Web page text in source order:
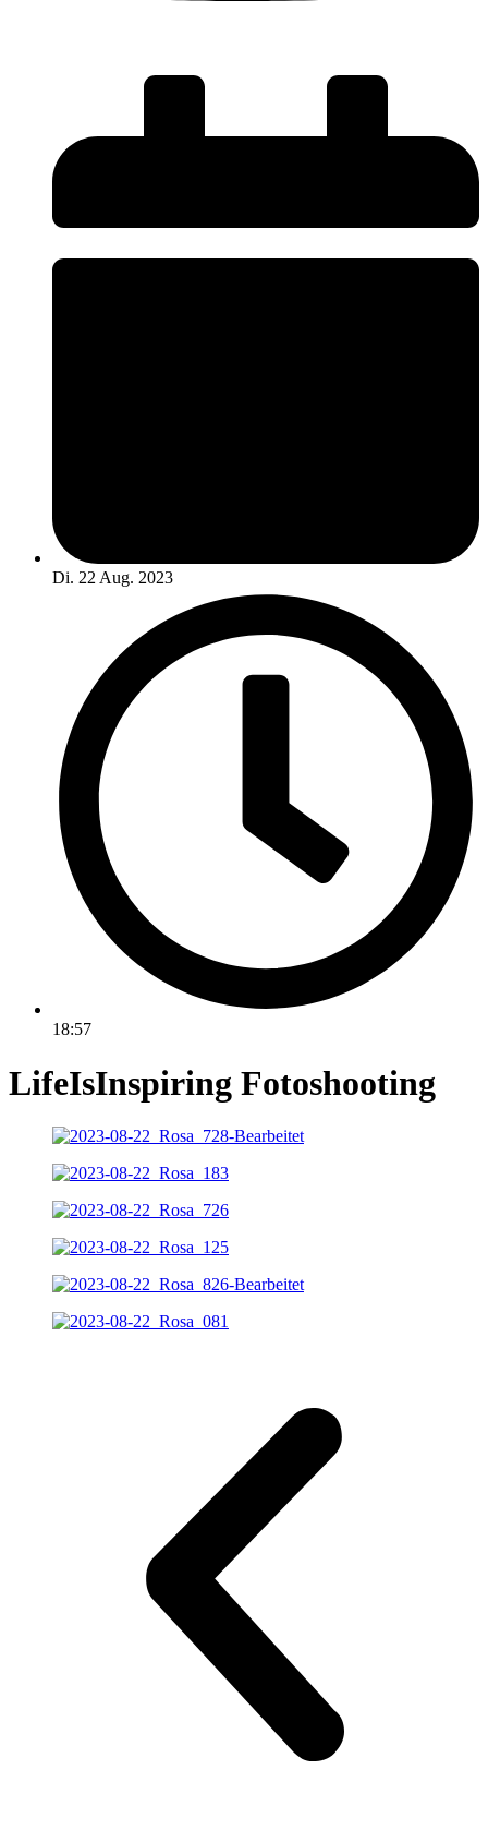
Di. 22 Aug. 2023
18:57
LifeIsInspiring Fotoshooting